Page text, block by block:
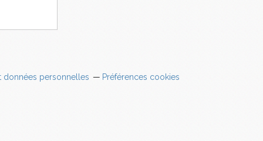
données personnelles Préférences cookies